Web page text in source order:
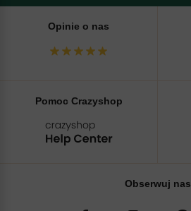
Opinie o nas
Pomoc Crazyshop
Obserwuj nas